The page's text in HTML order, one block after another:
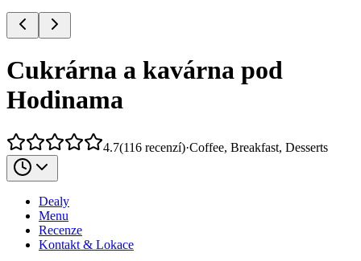
Cukrárna a kavárna pod
Hodinama
4.7(116 recenzí)·Coffee, Breakfast, Desserts
Dealy
Menu
Recenze
Kontakt & Lokace